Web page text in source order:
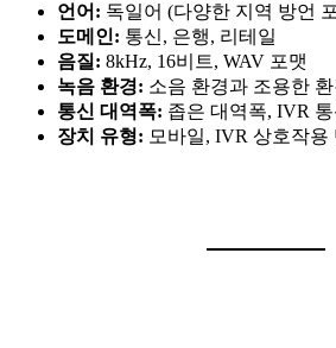
언어: 독일어 (다양한 지역 방언
도메인: 통신, 은행, 리테일
음질: 8kHz, 16비트, WAV 포맷
녹음 환경: 소음 환경과 조용한
통신 대역폭: 좁은 대역폭, IVR
장치 유형: 모바일, IVR 상호작용